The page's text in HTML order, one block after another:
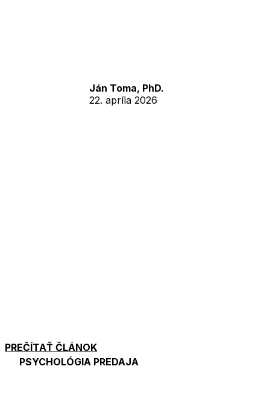
Ján Toma, PhD.
22. apríla 2026
PREČÍTAŤ ČLÁNOK
PSYCHOLÓGIA PREDAJA